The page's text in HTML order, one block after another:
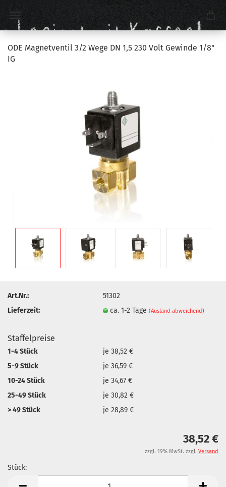
ODE Magnetventil 3/2 Wege DN 1,5 230 Volt Gewinde 1/8"
IG
Art.Nr.:
51302
Lieferzeit:
ca. 1-2 Tage(Ausland abweichend)
Staffelpreise
1-4 Stück
je 38,52 €
5-9 Stück
je 36,59 €
10-24 Stück
je 34,67 €
25-49 Stück
je 30,82 €
> 49 Stück
je 28,89 €
38,52 €
zzgl. 19% MwSt. zzgl. Versand
Stück: